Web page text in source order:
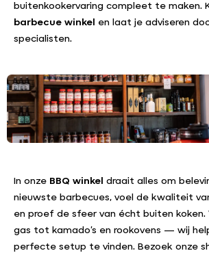
buitenkookervaring compleet te maken.
barbecue winkel en laat je adviseren
specialisten.
In onze BBQ winkel draait alles om
nieuwste barbecues, voel de kwaliteit
en proef de sfeer van écht buiten koken.
gas tot kamado’s en rookovens — wij
perfecte setup te vinden. Bezoek onze